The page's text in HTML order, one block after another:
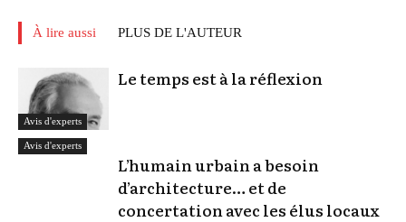
À lire aussi PLUS DE L'AUTEUR
Avis d'experts
Le temps est à la réflexion
Avis d'experts
L’humain urbain a besoin
d’architecture… et de
concertation avec les élus locaux